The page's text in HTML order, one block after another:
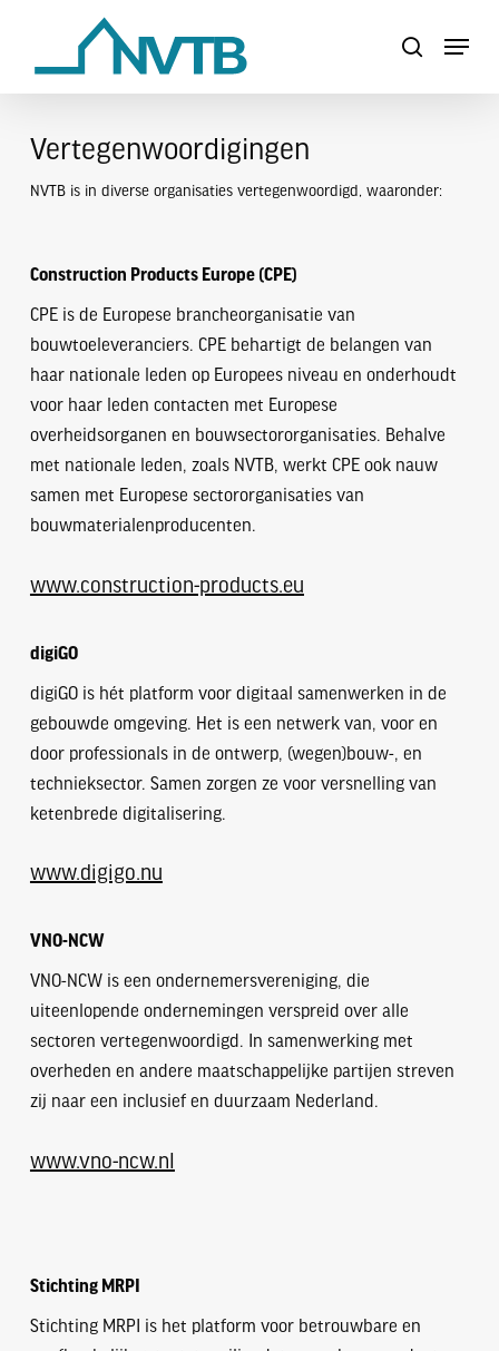
search
Menu
Vertegenwoordigingen
NVTB is in diverse organisaties vertegenwoordigd, waaronder:
Construction Products Europe (CPE)
CPE is de Europese brancheorganisatie van
bouwtoeleveranciers. CPE behartigt de belangen van
haar nationale leden op Europees niveau en onderhoudt
voor haar leden contacten met Europese
overheidsorganen en bouwsectororganisaties. Behalve
met nationale leden, zoals NVTB, werkt CPE ook nauw
samen met Europese sectororganisaties van
bouwmaterialenproducenten.
www.construction-products.eu
digiGO
digiGO is hét platform voor digitaal samenwerken in de
gebouwde omgeving. Het is een netwerk van, voor en
door professionals in de ontwerp, (wegen)bouw-, en
technieksector. Samen zorgen ze voor versnelling van
ketenbrede digitalisering.
www.digigo.nu
VNO-NCW
VNO-NCW is een ondernemersvereniging, die
uiteenlopende ondernemingen verspreid over alle
sectoren vertegenwoordigd. In samenwerking met
overheden en andere maatschappelijke partijen streven
zij naar een inclusief en duurzaam Nederland.
www.vno-ncw.nl
Stichting MRPI
Stichting MRPI is het platform voor betrouwbare en